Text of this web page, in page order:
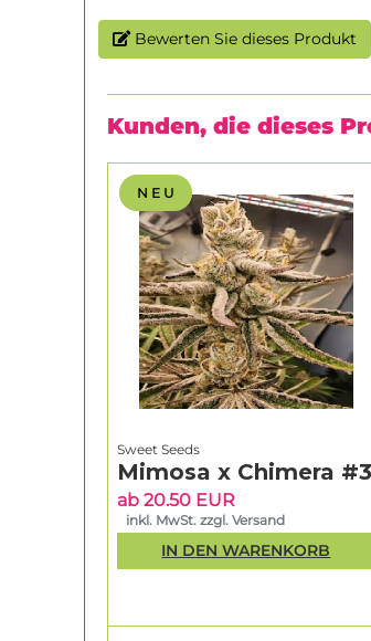
Bewerten Sie dieses Produkt
Kunden, die dieses
N E U
Sweet Seeds
Mimosa x Chimera #3
ab 20.50 EUR
inkl. MwSt. zzgl. Versand
IN DEN WARENKORB